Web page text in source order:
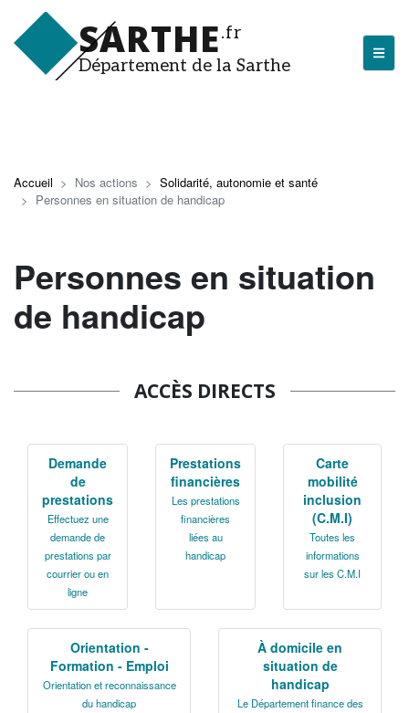
au
contenu
principal
SARTHE.fr
Département de la Sarthe
Les actualités du Département
Entreprendre en Sarthe
Tourisme en Sarthe
La Sarthe sportive
L'Abbaye Royale de l'Épau
Voix au Chapitre
Les expositions virtuelles
La Sarthe sur les réseaux
La newsletter du Département de la
LE CONSEIL DÉPARTEMENTAL
Les 21 cantons de la Sarthe
Accueil Nos actions
Solidarité, autonomie et santé
Personnes en situation de handicap
Personnes en situation
de handicap
ACCÈS DIRECTS
Demande
de
prestations
Effectuez une
demande de
prestations par
courrier ou en
ligne
Prestations
financières
Les prestations
financières
liées au
handicap
Carte
mobilité
inclusion
(C.M.I)
Toutes les
informations
sur les C.M.I
Orientation -
Formation - Emploi
Orientation et reconnaissance
du handicap
À domicile en
situation de
handicap
Le Département finance des